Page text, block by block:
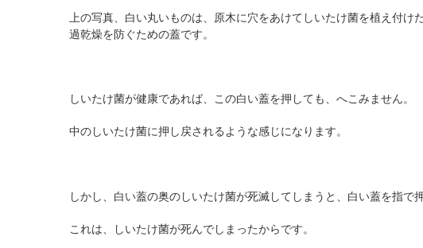
上の写真、白い丸いものは、原木に穴をあけてしいたけ菌を植え付
過乾燥を防ぐための蓋です。
しいたけ菌が健康であれば、この白い蓋を押しても、へこみません。
中のしいたけ菌に押し戻されるような感じになります。
しかし、白い蓋の奥のしいたけ菌が死滅してしまうと、白い蓋を指で
これは、しいたけ菌が死んでしまったからです。